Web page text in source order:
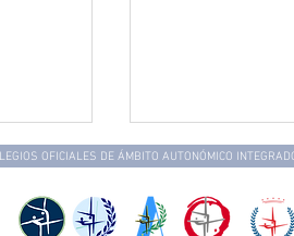
OFICIALES DE ÁMBITO AUTONÓMICO